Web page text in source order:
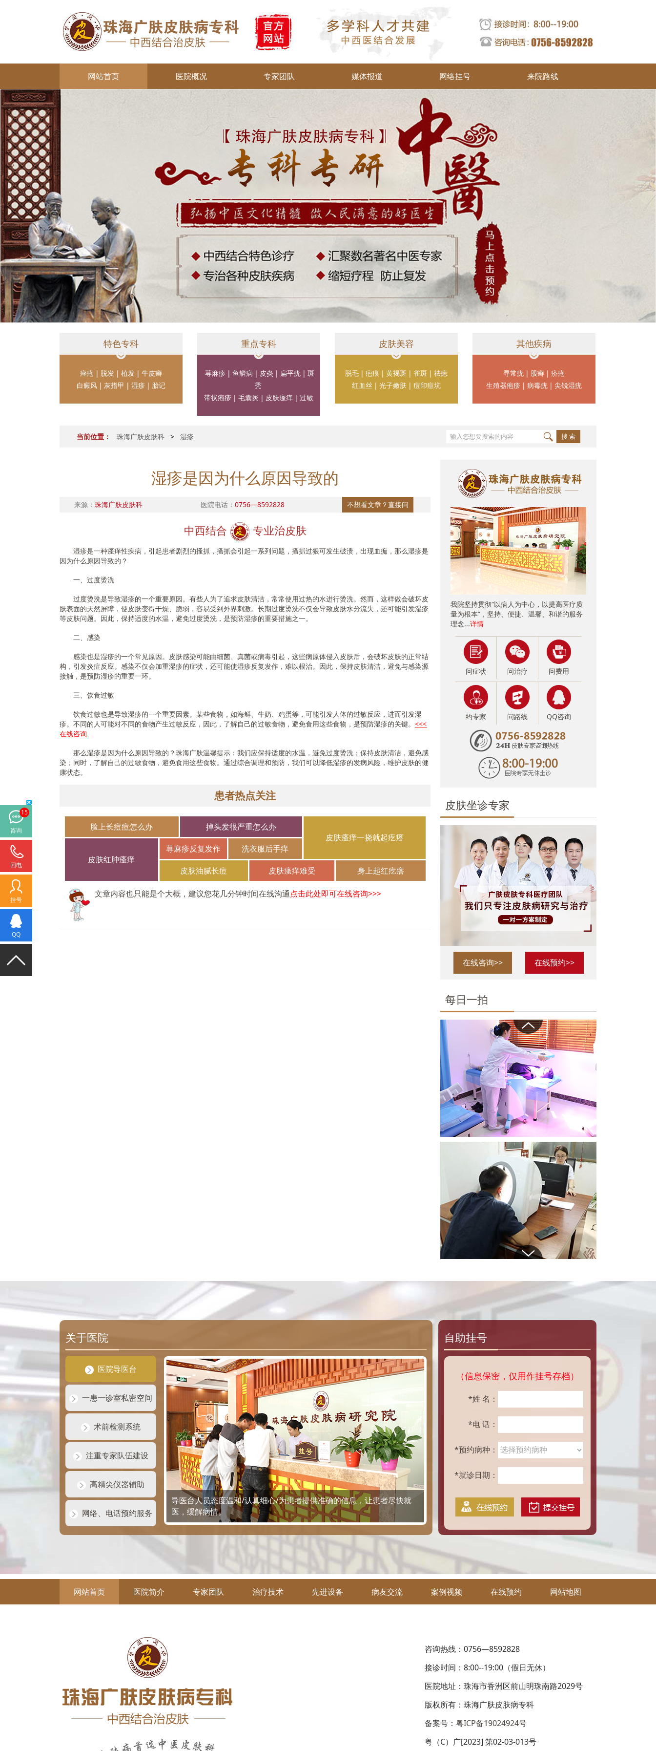
网站首页 医院概况 专家团队 媒体报道 网络挂号 来院路线
特色专科
痤疮 | 脱发 | 植发 | 牛皮癣
白癜风 | 灰指甲 | 湿疹 | 胎记
重点专科
荨麻疹 | 鱼鳞病 | 皮炎 | 扁平疣 | 斑
秃
带状疱疹 | 毛囊炎 | 皮肤瘙痒 | 过敏
皮肤美容
脱毛 | 疤痕 | 黄褐斑 | 雀斑 | 祛痣
红血丝 | 光子嫩肤 | 痘印痘坑
其他疾病
寻常疣 | 股癣 | 疥疮
生殖器疱疹 | 病毒疣 | 尖锐湿疣
当前位置： 珠海广肤皮肤科 > 湿疹
湿疹是因为什么原因导致的
来源： 珠海广肤皮肤科 医院电话： 0756—8592828 不想看文章？直接问
中西结合 专业治皮肤
湿疹是一种瘙痒性疾病，引起患者剧烈的搔抓，搔抓会引起一系列问题，搔抓过狠可发生破溃，出现血痂，那么湿疹是
因为什么原因导致的？
一、过度烫洗
过度烫洗是导致湿疹的一个重要原因。有些人为了追求皮肤清洁，常常使用过热的水进行烫洗。然而，这样做会破坏皮
肤表面的天然屏障，使皮肤变得干燥、脆弱，容易受到外界刺激。长期过度烫洗不仅会导致皮肤水分流失，还可能引发湿疹
等皮肤问题。因此，保持适度的水温，避免过度烫洗，是预防湿疹的重要措施之一。
二、感染
感染也是湿疹的一个常见原因。皮肤感染可能由细菌、真菌或病毒引起，这些病原体侵入皮肤后，会破坏皮肤的正常结
构，引发炎症反应。感染不仅会加重湿疹的症状，还可能使湿疹反复发作，难以根治。因此，保持皮肤清洁，避免与感染源
接触，是预防湿疹的重要一环。
三、饮食过敏
饮食过敏也是导致湿疹的一个重要因素。某些食物，如海鲜、牛奶、鸡蛋等，可能引发人体的过敏反应，进而引发湿
疹。不同的人可能对不同的食物产生过敏反应，因此，了解自己的过敏食物，避免食用这些食物，是预防湿疹的关键。 <<<
在线咨询
那么湿疹是因为什么原因导致的？珠海广肤温馨提示：我们应保持适度的水温，避免过度烫洗；保持皮肤清洁，避免感
染；同时，了解自己的过敏食物，避免食用这些食物。通过综合调理和预防，我们可以降低湿疹的发病风险，维护皮肤的健
康状态。
患者热点关注
脸上长痘痘怎么办
掉头发很严重怎么办
皮肤瘙痒一挠就起疙瘩
皮肤红肿瘙痒
荨麻疹反复发作 洗衣服后手痒
皮肤油腻长痘 皮肤瘙痒难受 身上起红疙瘩
文章内容也只能是个大概，建议您花几分钟时间在线沟通点击此处即可在线咨询>>>
我院坚持贯彻“以病人为中心，以提高医疗质
量为根本”，坚持、便捷、温馨、和谐的服务
理念...详情
问症状 问治疗 问费用
约专家 问路线 QQ咨询
皮肤坐诊专家
在线咨询>> 在线预约>>
每日一拍
关于医院
医院导医台
一患一诊室私密空间
术前检测系统
注重专家队伍建设
高精尖仪器辅助
网络、电话预约服务
导医台人员态度温和/认真细心/为患者提供准确的信息，让患者尽快就
医，缓解病情。
自助挂号
（信息保密，仅用作挂号存档）
*姓 名：
*电 话：
*预约病种：
*就诊日期：
网站首页 医院简介 专家团队 治疗技术 先进设备 病友交流 案例视频 在线预约 网站地图
咨询热线：0756—8592828
接诊时间：8:00--19:00（假日无休）
医院地址：珠海市香洲区前山明珠南路2029号
版权所有：珠海广肤皮肤病专科
备案号： 粤ICP备19024924号
粤（C）广[2023] 第02-03-013号
15
咨询
回电
挂号
QQ